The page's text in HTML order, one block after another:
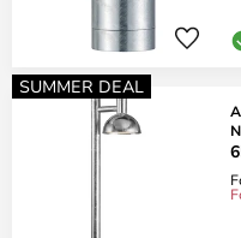
SUMMER DEAL